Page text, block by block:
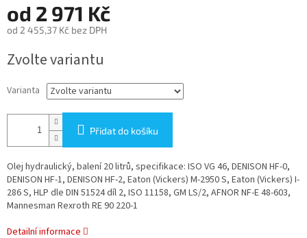
od 2 971 Kč
od 2 455,37 Kč bez DPH
cena:
Zvolte variantu
Varianta
Přidat do košíku
Olej hydraulický, balení 20 litrů, specifikace: ISO VG 46, DENISON HF-0,
DENISON HF-1, DENISON HF-2, Eaton (Vickers) M-2950 S, Eaton (Vickers) I-
286 S, HLP dle DIN 51524 díl 2, ISO 11158, GM LS/2, AFNOR NF-E 48-603,
Mannesman Rexroth RE 90 220-1
Detailní informace